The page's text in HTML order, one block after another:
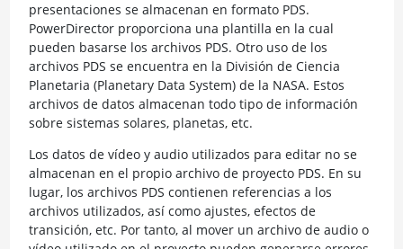
presentaciones se almacenan en formato PDS.
PowerDirector proporciona una plantilla en la cual
pueden basarse los archivos PDS. Otro uso de los
archivos PDS se encuentra en la División de Ciencia
Planetaria (Planetary Data System) de la NASA. Estos
archivos de datos almacenan todo tipo de información
sobre sistemas solares, planetas, etc.
Los datos de vídeo y audio utilizados para editar no se
almacenan en el propio archivo de proyecto PDS. En su
lugar, los archivos PDS contienen referencias a los
archivos utilizados, así como ajustes, efectos de
transición, etc. Por tanto, al mover un archivo de audio o